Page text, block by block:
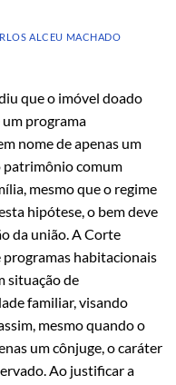
ALCEU MACHADO
que o imóvel doado
programa
nome de apenas um
patrimônio comum
mesmo que o regime
hipótese, o bem deve
da união. A Corte
habitacionais
situação de
familiar, visando
mesmo quando o
um cônjuge, o caráter
Ao justificar a